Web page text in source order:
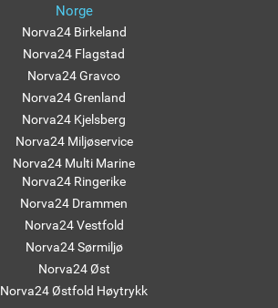
Norge
Norva24 Birkeland
Norva24 Flagstad
Norva24 Gravco
Norva24 Grenland
Norva24 Kjelsberg
Norva24 Miljøservice
Norva24 Multi Marine
Norva24 Ringerike
Norva24 Drammen
Norva24 Vestfold
Norva24 Sørmiljø
Norva24 Øst
Norva24 Østfold Høytrykk